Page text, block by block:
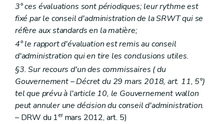
3° ces évaluations sont périodiques; leur rythme est
fixé par le conseil d'administration de la SRWT qui se
réfère aux standards en la matière;
4° le rapport d'évaluation est remis au conseil
d'administration qui en tire les conclusions utiles.
§3. Sur recours d'un des commissaires (du
Gouvernement– Décret du 29 mars 2018, art. 11, 5°)
tel que prévu à l'article 10, le Gouvernement wallon
peut annuler une décision du conseil d'administration.
– DRW du 1ermars 2012, art. 5)